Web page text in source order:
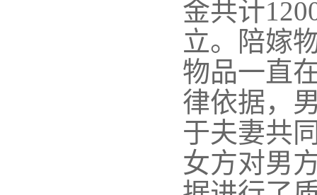
金共计
立。陪嫁
物品一直
律依据，
于夫妻共
女方对男